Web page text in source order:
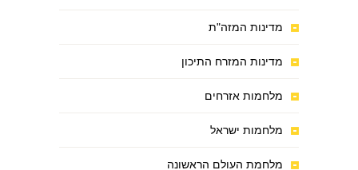
מדינות המזה"ת
מדינות המזרח התיכון
מלחמות אזרחים
מלחמות ישראל
מלחמת העולם הראשונה